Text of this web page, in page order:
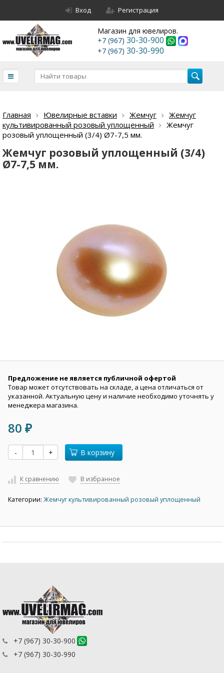
Вход Регистрация
Магазин для ювелиров.
+7 (967) 30-30-900
+7 (967) 30-30-990
Главная Ювелирные вставки Жемчуг
Жемчуг
культивированный розовый уплощенный
Жемчуг
розовый уплощенный (3/4) Ø7-7,5 мм.
Жемчуг розовый уплощенный (3/4)
Ø7-7,5 мм.
Предложение не является публичной офертой
Товар может отсутствовать на складе, а цена отличаться от
указанной. Актуальную цену и наличие необходимо уточнять у
менеджера магазина.
80 ₽
- + В корзину
К сравнению В избранное
Категории: Жемчуг культивированный розовый уплощенный
+7 (967) 30-30-900
+7 (967) 30-30-990